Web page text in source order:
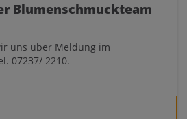
Blumenschmuckteam
uns über Meldung im
07237/ 2210.